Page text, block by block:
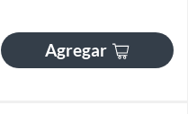
Agregar